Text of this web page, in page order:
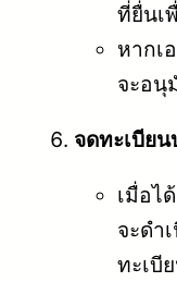
ที่ยื่นเ
หากเ
จะอนุ
จดทะเบีย
เมื่อไ
จะดำ
ทะเบี